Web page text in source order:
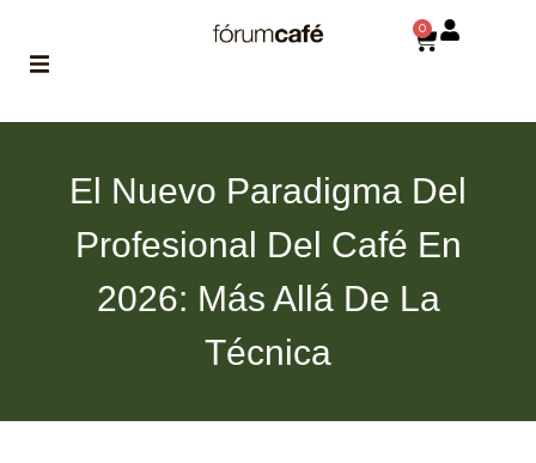
de fórum
BLOG
0
El Nuevo Paradigma Del
Profesional Del Café En
2026: Más Allá De La
Técnica